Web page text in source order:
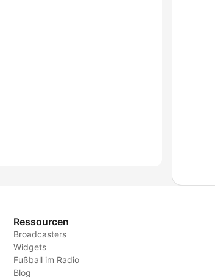
Ressourcen
Broadcasters
Widgets
Fußball im Radio
Blog